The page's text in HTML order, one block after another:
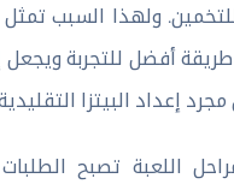
ولهذا السبب
أفضل للتجربة ويجعل
إعداد البيتزا
اللعبة تصبح